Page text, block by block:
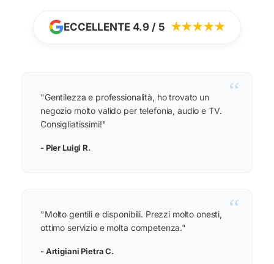
ECCELLENTE 4.9 / 5 ★★★★★
“
"Gentilezza e professionalità, ho trovato un
negozio molto valido per telefonia, audio e TV.
Consigliatissimi!"
- Pier Luigi R.
“
"Molto gentili e disponibili. Prezzi molto onesti,
ottimo servizio e molta competenza."
- Artigiani Pietra C.